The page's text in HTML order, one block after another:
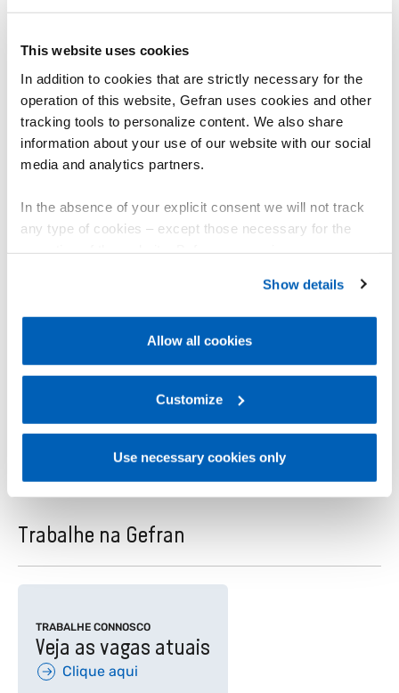
This website uses cookies
In addition to cookies that are strictly necessary for the
operation of this website, Gefran uses cookies and other
tracking tools to personalize content. We also share
information about your use of our website with our social
media and analytics partners.
In the absence of your explicit consent we will not track
any type of cookies – except those necessary for the
Gefran - Cookie
policy.
regarding processing of personal data, at the following
Gefran - Privacy Policy.
Show details
Allow all cookies
Customize
Use necessary cookies only
Junte-se à Gefran
Saiba mais Saiba
Trabalhe na Gefran
TRABALHE CONNOSCO
Veja as vagas atuais
Clique aqui